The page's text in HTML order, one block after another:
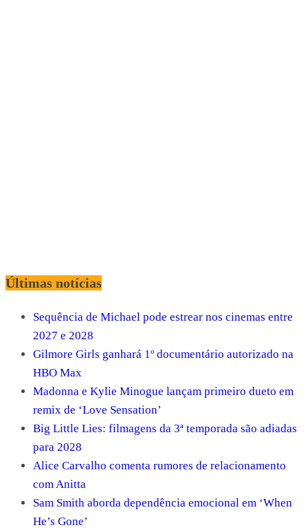
Últimas notícias
Sequência de Michael pode estrear nos cinemas entre
2027 e 2028
Gilmore Girls ganhará 1º documentário autorizado na
HBO Max
Madonna e Kylie Minogue lançam primeiro dueto em
remix de ‘Love Sensation’
Big Little Lies: filmagens da 3ª temporada são adiadas
para 2028
Alice Carvalho comenta rumores de relacionamento
com Anitta
Sam Smith aborda dependência emocional em ‘When
He’s Gone’